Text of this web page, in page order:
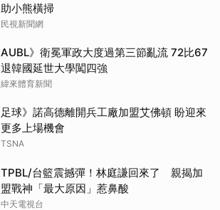
助小熊橫掃
民視新聞網
AUBL》衛冕軍政大度過第三節亂流 72比67
退韓國延世大學闖四強
緯來體育新聞
足球》諾高德離開兵工廠加盟艾佛頓 盼迎來
更多上場機會
TSNA
TPBL/台籃震撼彈！林庭謙回來了 親揭加
盟戰神「最大原因」惹鼻酸
中天電視台